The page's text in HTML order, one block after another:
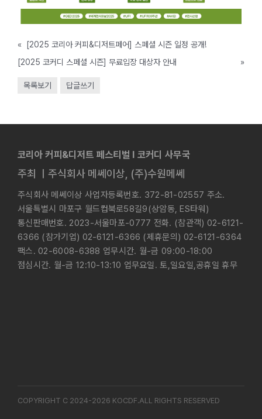
«
[2025 코리아 커피&디저트페어] 스페셜 시즌 일정 공개!
[2025 코커디 스페셜 시즌] 무료입장 대상자 안내
»
목록보기 답글쓰기
코리아 커피&디저트 페스티벌 l 코커디 사무국
주최 ㅣ주식회사 메쎄이상, (주)수원메쎄
주식회사 메쎄이상 사업자등록번호. 372-81-02557 주소.
서울특별시 마포구 월드컵북로58길9(상암동, ES타워)
통신판매번호. 2023-서울마포-0777 전화. (참관객) 02-6121-
6366 (참가기업) 02-6121-6366 (제휴문의) 02-6121-6364
팩스. 02-6008-6388 업무시간. 월-금 09:00-18:00
점심시간. 월-금 12:10-13:10 업무요일. 토,일요일,공휴일 휴무
COPYRIGHT C 2024-2026 KOCDF.ALL RIGHTS RESERVED